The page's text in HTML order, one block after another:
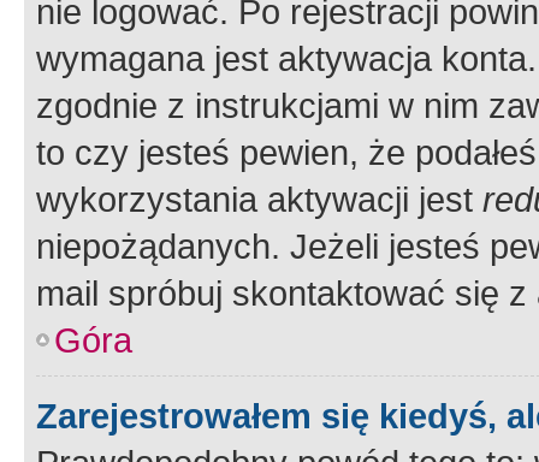
nie logować. Po rejestracji
wymagana jest aktywacja
zgodnie z instrukcjami w nim
to czy jesteś pewien, że
wykorzystania aktywacji jest
niepożądanych. Jeżeli jesteś
mail spróbuj skontaktować się
Góra
Zarejestrowałem się kiedyś,